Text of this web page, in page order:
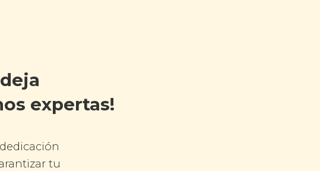
expertas!
tu